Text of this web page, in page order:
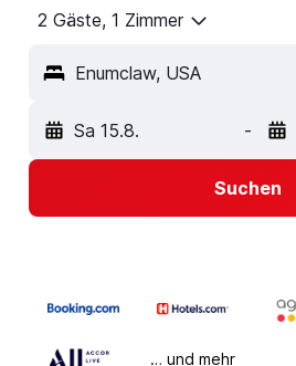
2 Gäste, 1 Zimmer
Enumclaw, USA
Sa 15.8. -
Suchen
… und mehr